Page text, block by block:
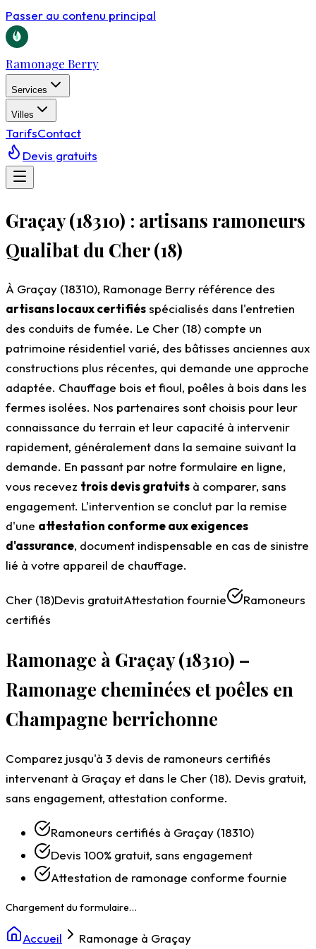
Passer au contenu principal
Ramonage Berry
Services
Villes
TarifsContact
Devis gratuits
Graçay (18310) : artisans ramoneurs
Qualibat du Cher (18)
À Graçay (18310), Ramonage Berry référence des
artisans locaux certifiésspécialisés dans l'entretien
des conduits de fumée. Le Cher (18) compte un
patrimoine résidentiel varié, des bâtisses anciennes aux
constructions plus récentes, qui demande une approche
adaptée. Chauffage bois et fioul, poêles à bois dans les
fermes isolées. Nos partenaires sont choisis pour leur
connaissance du terrain et leur capacité à intervenir
rapidement, généralement dans la semaine suivant la
demande. En passant par notre formulaire en ligne,
vous recevez trois devis gratuits à comparer, sans
engagement. L'intervention se conclut par la remise
d'une attestation conforme aux exigences
d'assurance, document indispensable en cas de sinistre
lié à votre appareil de chauffage.
Cher (18)Devis gratuitAttestation fournie
Ramoneurs
certifiés
Ramonage à Graçay (18310) –
Ramonage cheminées et poêles en
Champagne berrichonne
Comparez jusqu'à 3 devis de ramoneurs certifiés
intervenant à Graçay et dans le Cher (18). Devis gratuit,
sans engagement, attestation conforme.
Ramoneurs certifiés à Graçay (18310)
Devis 100% gratuit, sans engagement
Attestation de ramonage conforme fournie
Accueil Ramonage à Graçay